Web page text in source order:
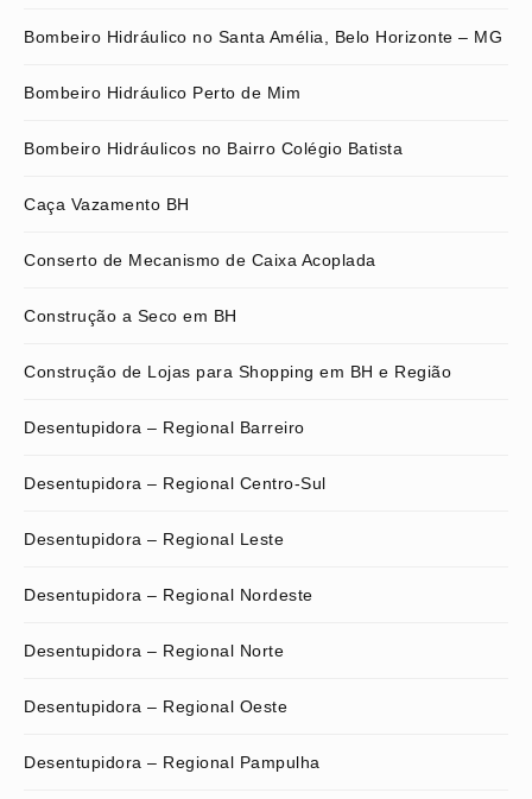
Bombeiro Hidráulico no Santa Amélia, Belo Horizonte – MG
Bombeiro Hidráulico Perto de Mim
Bombeiro Hidráulicos no Bairro Colégio Batista
Caça Vazamento BH
Conserto de Mecanismo de Caixa Acoplada
Construção a Seco em BH
Construção de Lojas para Shopping em BH e Região
Desentupidora – Regional Barreiro
Desentupidora – Regional Centro-Sul
Desentupidora – Regional Leste
Desentupidora – Regional Nordeste
Desentupidora – Regional Norte
Desentupidora – Regional Oeste
Desentupidora – Regional Pampulha